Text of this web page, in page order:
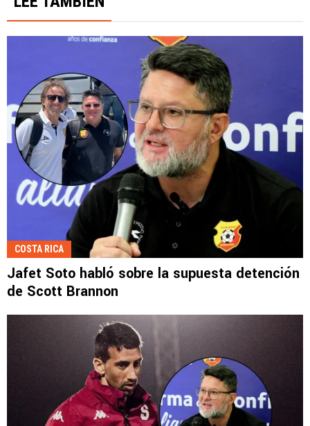
COSTA RICA
Jafet Soto habló sobre la supuesta detención
de Scott Brannon